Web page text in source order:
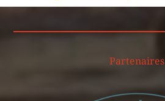
Partenaires